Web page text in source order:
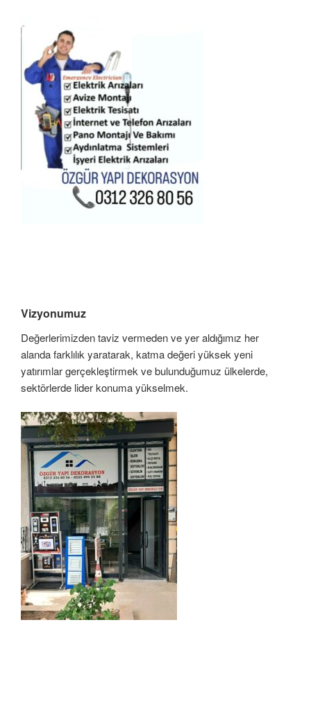
Vizyonumuz
Değerlerimizden taviz vermeden ve yer aldığımız her
alanda farklılık yaratarak, katma değeri yüksek yeni
yatırımlar gerçekleştirmek ve bulunduğumuz ülkelerde,
sektörlerde lider konuma yükselmek.